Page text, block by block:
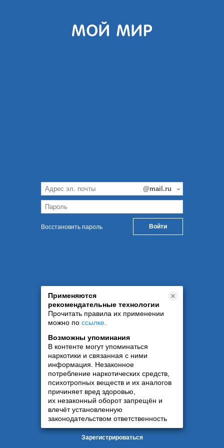
Восстановить пароль
Применяются
рекомендательные технологии
Прочитать правила их применении
можно по ссылке
Возможны упоминания
В контенте могут упоминаться
наркотики и связанная с ними
информация. Незаконное
потребление наркотических средств,
психотропных веществ и их аналогов
причиняет вред здоровью,
их незаконный оборот запрещён и
влечёт установленную
законодательством ответственность
Зарегистрироваться